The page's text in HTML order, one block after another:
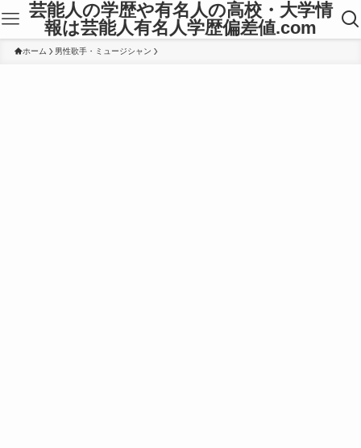
芸能人の学歴や有名人の高校・大学情
報は芸能人有名人学歴偏差値.com
ホーム 男性歌手・ミュージシャン